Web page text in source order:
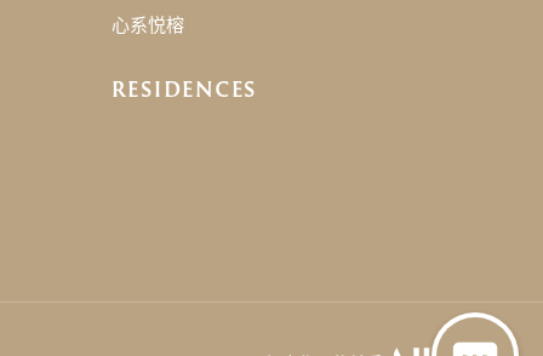
心系悦榕
RESIDENCES